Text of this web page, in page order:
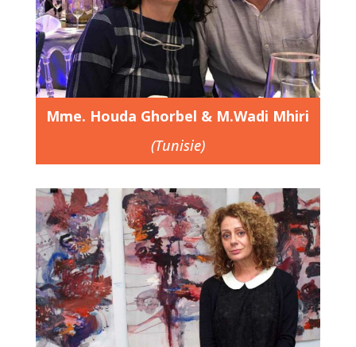
Mme. Houda Ghorbel & M.Wadi Mhiri
(Tunisie)